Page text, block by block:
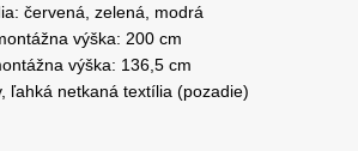
červená, zelená, modrá
výška: 200 cm
výška: 136,5 cm
ľahká netkaná textília (pozadie)